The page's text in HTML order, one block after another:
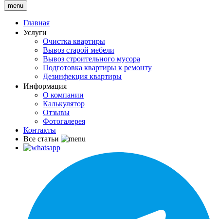
menu
Главная
Услуги
Очистка квартиры
Вывоз старой мебели
Вывоз строительного мусора
Подготовка квартиры к ремонту
Дезинфекция квартиры
Информация
О компании
Калькулятор
Отзывы
Фотогалерея
Контакты
Все статьи